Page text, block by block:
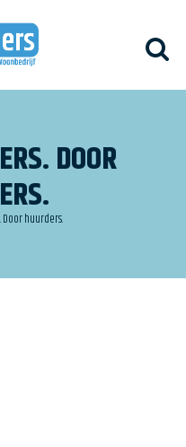
DOOR
huurders.